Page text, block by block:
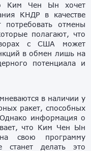
Ким Чен Ын хочет
КНДР в качестве
отмены
полагают, что
с США может
в обмен лишь на
потенциала и
в наличии у
ракет, способных
информация о
что Ким Чен Ын
на свою программу
делать это